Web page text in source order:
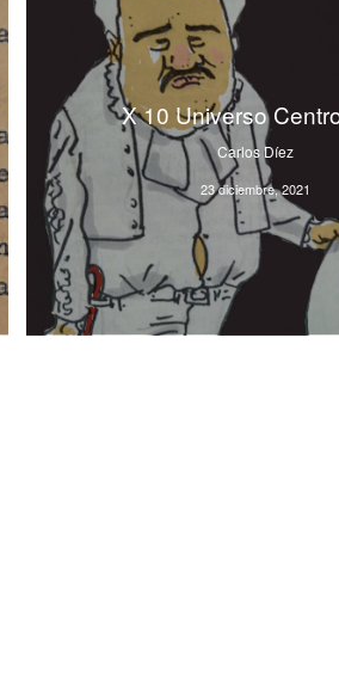
X 10 Universo
Carlos Díez
23 diciembre, 2021